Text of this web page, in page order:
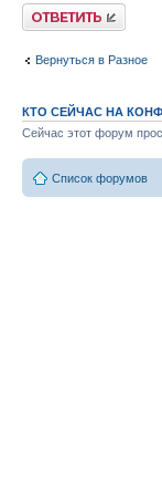
Ответить
Вернуться в Разное
КТО СЕЙЧАС НА
Сейчас этот форум
Список форумов